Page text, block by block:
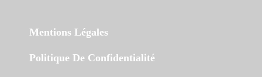
Mentions Légales
Politique De Confidentialité